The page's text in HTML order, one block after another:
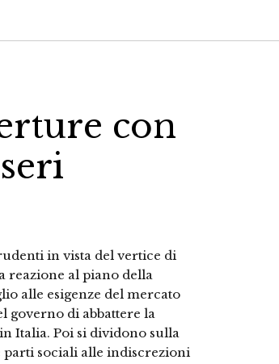
con
in vista del vertice di
reazione al piano della
alle esigenze del mercato
governo di abbattere la
Italia. Poi si dividono sulla
sociali alle indiscrezioni